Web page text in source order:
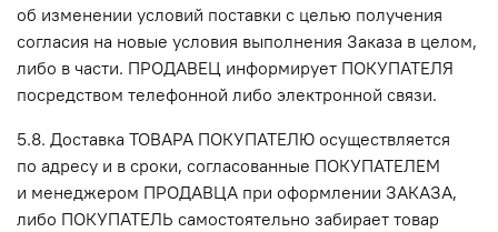
об изменении условий поставки с целью получения
согласия на новые условия выполнения Заказа в целом,
либо в части. ПРОДАВЕЦ информирует ПОКУПАТЕЛЯ
посредством телефонной либо электронной связи.
5.8. Доставка ТОВАРА ПОКУПАТЕЛЮ осуществляется
по адресу и в сроки, согласованные ПОКУПАТЕЛЕМ
и менеджером ПРОДАВЦА при оформлении ЗАКАЗА,
либо ПОКУПАТЕЛЬ самостоятельно забирает товар